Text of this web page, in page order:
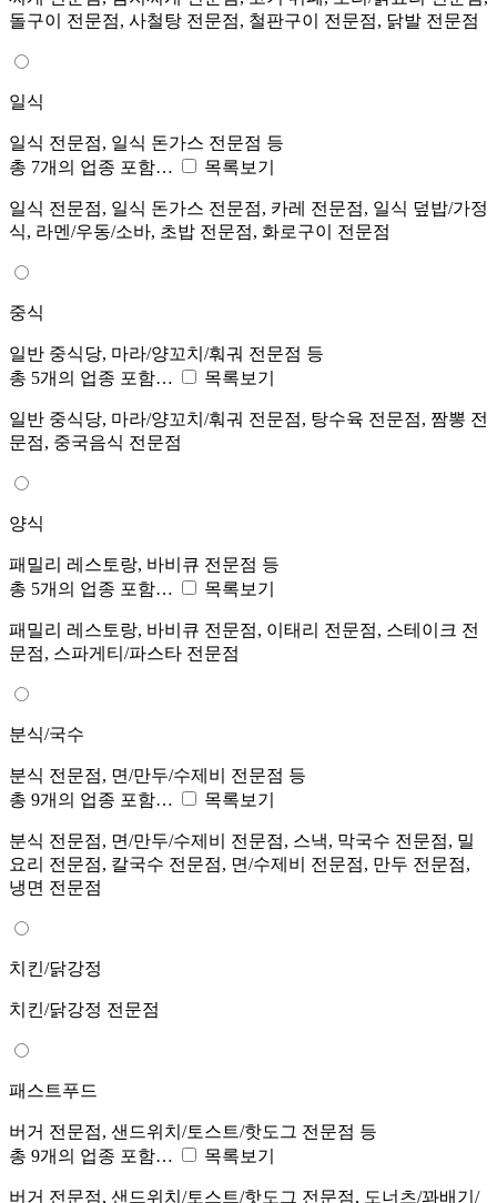
돌구이 전문점, 사철탕 전문점, 철판구이 전문점, 닭발 전문점
일식
일식 전문점, 일식 돈가스 전문점 등
총 7개의 업종 포함…
목록보기
일식 전문점, 일식 돈가스 전문점, 카레 전문점, 일식 덮밥/가정
식, 라멘/우동/소바, 초밥 전문점, 화로구이 전문점
중식
일반 중식당, 마라/양꼬치/훠궈 전문점 등
총 5개의 업종 포함…
목록보기
일반 중식당, 마라/양꼬치/훠궈 전문점, 탕수육 전문점, 짬뽕 전
문점, 중국음식 전문점
양식
패밀리 레스토랑, 바비큐 전문점 등
총 5개의 업종 포함…
목록보기
패밀리 레스토랑, 바비큐 전문점, 이태리 전문점, 스테이크 전
문점, 스파게티/파스타 전문점
분식/국수
분식 전문점, 면/만두/수제비 전문점 등
총 9개의 업종 포함…
목록보기
분식 전문점, 면/만두/수제비 전문점, 스낵, 막국수 전문점, 밀
요리 전문점, 칼국수 전문점, 면/수제비 전문점, 만두 전문점,
냉면 전문점
치킨/닭강정
치킨/닭강정 전문점
패스트푸드
버거 전문점, 샌드위치/토스트/핫도그 전문점 등
총 9개의 업종 포함…
목록보기
버거 전문점, 샌드위치/토스트/핫도그 전문점, 도너츠/꽈배기/